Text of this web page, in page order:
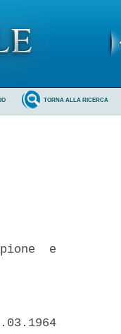
TORNA ALLA RICERCA
e